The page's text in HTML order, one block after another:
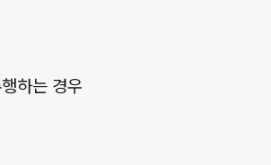
하는 경우